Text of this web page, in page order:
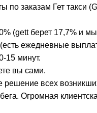
по заказам Гет такси
(gett берет 17,7% и
ежедневные
15 минут.
вы сами.
решение всех
Огромная